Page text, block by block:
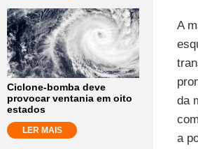
Ciclone-bomba deve
provocar ventania em oito
estados
LER MAIS
A
da
a